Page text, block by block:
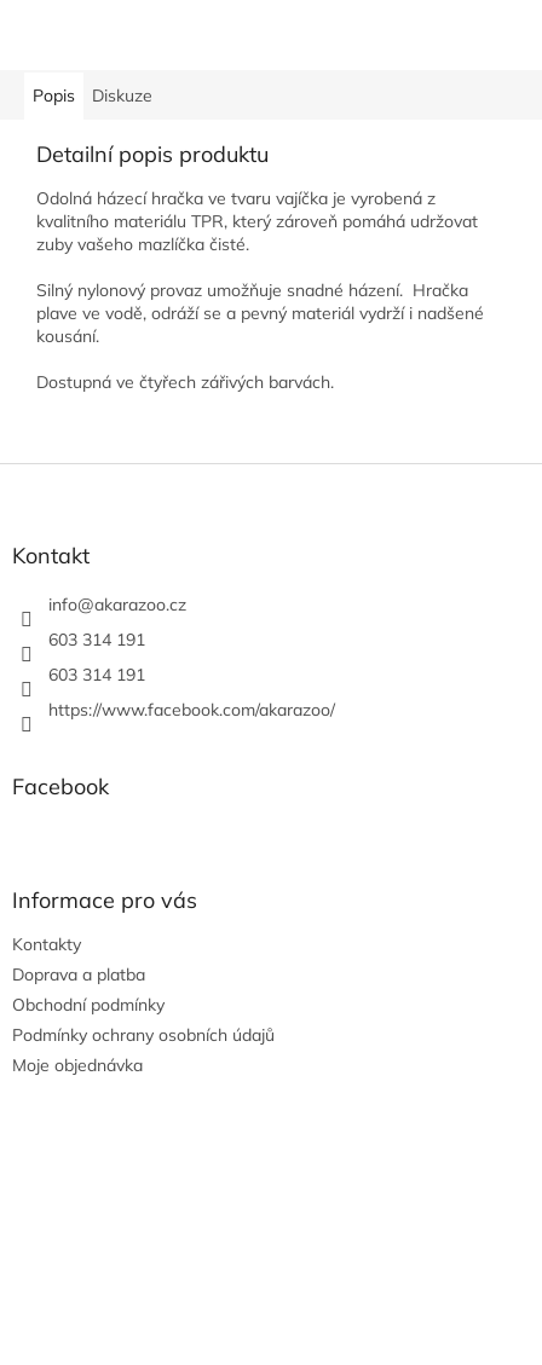
Popis Diskuze
Detailní popis produktu
Odolná házecí hračka ve tvaru vajíčka je vyrobená z
kvalitního materiálu TPR, který zároveň pomáhá udržovat
zuby vašeho mazlíčka čisté.
Silný nylonový provaz umožňuje snadné házení. Hračka
plave ve vodě, odráží se a pevný materiál vydrží i nadšené
kousání.
Dostupná ve čtyřech zářivých barvách.
Kontakt
info@akarazoo.cz
603 314 191
603 314 191
https://www.facebook.com/akarazoo/
Facebook
Informace pro vás
Kontakty
Doprava a platba
Obchodní podmínky
Podmínky ochrany osobních údajů
Moje objednávka